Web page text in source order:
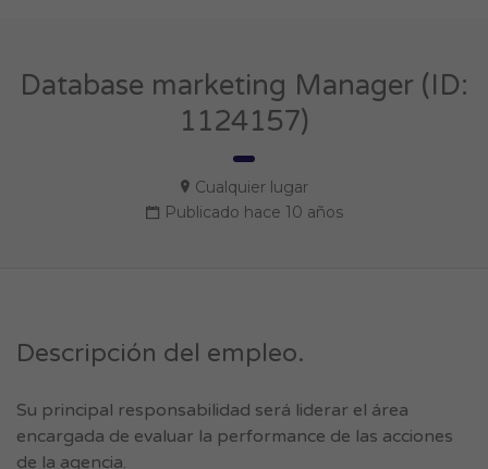
Database marketing Manager (ID:
1124157)
Cualquier lugar
Publicado hace 10 años
Descripción del empleo.
Su principal responsabilidad será liderar el área
encargada de evaluar la performance de las acciones
de la agencia.